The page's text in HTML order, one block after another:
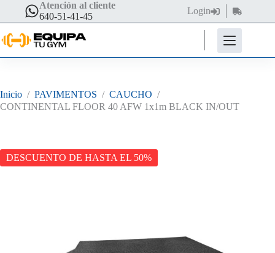
contenido
Atención al cliente
640-51-41-45
Login
Carro
de
compra
Inicio / PAVIMENTOS / CAUCHO /
CONTINENTAL FLOOR 40 AFW 1x1m BLACK IN/OUT
DESCUENTO DE HASTA EL 50%